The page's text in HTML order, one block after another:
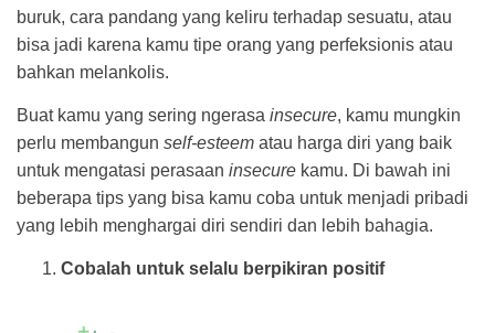
buruk, cara pandang yang keliru terhadap sesuatu, atau
bisa jadi karena kamu tipe orang yang perfeksionis atau
bahkan melankolis.
Buat kamu yang sering ngerasa insecure, kamu mungkin
perlu membangun self-esteem atau harga diri yang baik
untuk mengatasi perasaan insecure kamu. Di bawah ini
beberapa tips yang bisa kamu coba untuk menjadi pribadi
yang lebih menghargai diri sendiri dan lebih bahagia.
Cobalah untuk selalu berpikiran positif